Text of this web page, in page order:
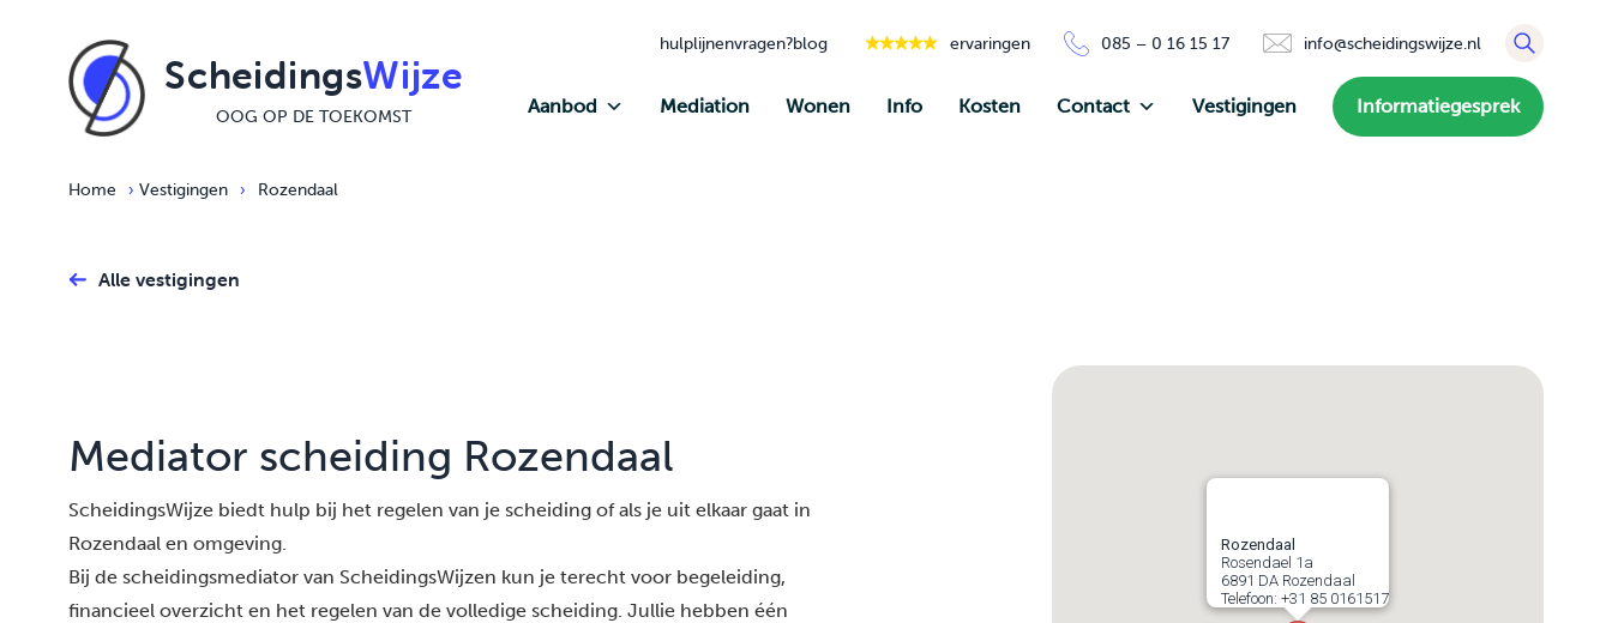
ScheidingsWijze
OOG OP DE TOEKOMST
hulplijnenvragen?blog ervaringen 085 – 0 16 15 17 info@scheidingswijze.nl
Aanbod Mediation Wonen Info Kosten Contact Vestigingen Informatiegesprek
Home › Vestigingen › Rozendaal
Alle vestigingen
Mediator scheiding Rozendaal
ScheidingsWijze biedt hulp bij het regelen van je scheiding of als je uit elkaar gaat in
Rozendaal en omgeving.
Bij de scheidingsmediator van ScheidingsWijzen kun je terecht voor begeleiding,
financieel overzicht en het regelen van de volledige scheiding. Jullie hebben één
Rozendaal
Rosendael 1a
6891 DA Rozendaal
Telefoon: +31 85 0161517